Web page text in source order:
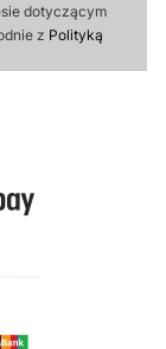
dotyczącym
z Polityką